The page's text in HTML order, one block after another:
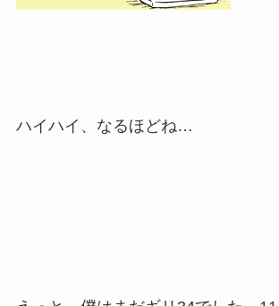
ハイハイ、なるほどね…